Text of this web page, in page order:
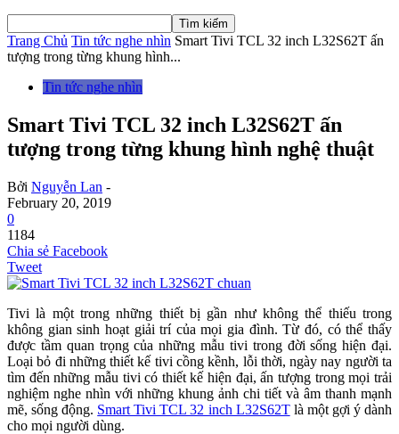
Trang Chủ Tin tức nghe nhìn Smart Tivi TCL 32 inch L32S62T ấn
tượng trong từng khung hình...
Tin tức nghe nhìn
Smart Tivi TCL 32 inch L32S62T ấn
tượng trong từng khung hình nghệ thuật
Bởi Nguyễn Lan -
February 20, 2019
0
1184
Chia sẻ Facebook
Tweet
Tivi là một trong những thiết bị gần như không thể thiếu trong
không gian sinh hoạt giải trí của mọi gia đình. Từ đó, có thể thấy
được tầm quan trọng của những mẫu tivi trong đời sống hiện đại.
Loại bỏ đi những thiết kế tivi cồng kềnh, lỗi thời, ngày nay người ta
tìm đến những mẫu tivi có thiết kế hiện đại, ấn tượng trong mọi trải
nghiệm nghe nhìn với những khung ảnh chi tiết và âm thanh mạnh
mẽ, sống động. Smart Tivi TCL 32 inch L32S62Tlà một gợi ý dành
cho mọi người dùng.